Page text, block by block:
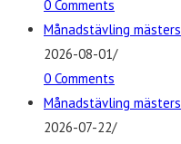
0 Comments
Månadstävling
2026-08-01/
0 Comments
Månadstävling
2026-07-22/